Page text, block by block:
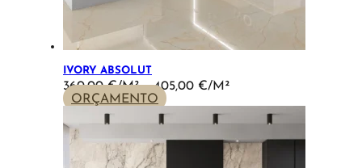
IVORY ABSOLUT
360,00€ – 405,00 €
PRICE
360,00 €
THROUGH
405,00 €
ORÇAMENTO